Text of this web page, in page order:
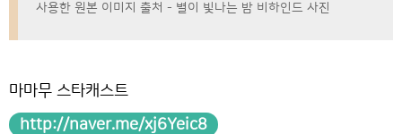
사용한 원본 이미지 출처 - 별이 빛나는 밤 비하인드 사진
마마무 스타캐스트
http://naver.me/xj6Yeic8